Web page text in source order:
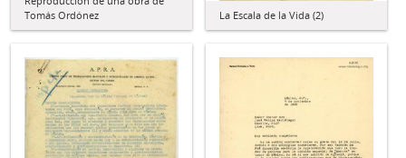
Tomás Ordónez
La Escala de la Vida (2)